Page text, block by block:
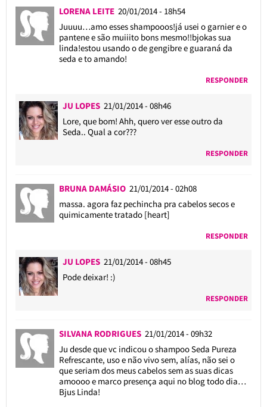
LORENA LEITE 20/01/2014 - 18h54
Juuuu…amo esses shampooos!já usei o garnier e o
pantene e são muiiito bons mesmo!!bjokas sua
linda!estou usando o de gengibre e guaraná da
seda e to amando!
RESPONDER
JU LOPES 21/01/2014 - 08h46
Lore, que bom! Ahh, quero ver esse outro da
Seda.. Qual a cor???
RESPONDER
BRUNA DAMÁSIO 21/01/2014 - 02h08
massa. agora faz pechincha pra cabelos secos e
quimicamente tratado [heart]
RESPONDER
JU LOPES 21/01/2014 - 08h45
Pode deixar! :)
RESPONDER
SILVANA RODRIGUES 21/01/2014 - 09h32
Ju desde que vc indicou o shampoo Seda Pureza
Refrescante, uso e não vivo sem, alías, não sei o
que seriam dos meus cabelos sem as suas dicas
amoooo e marco presença aqui no blog todo dia…
Bjus Linda!